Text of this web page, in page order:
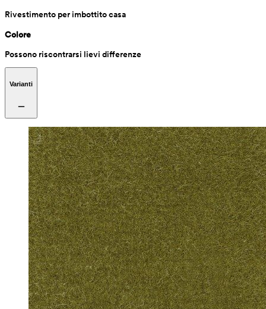
Rivestimento per imbottito casa
Colore
Possono riscontrarsi lievi differenze
Varianti